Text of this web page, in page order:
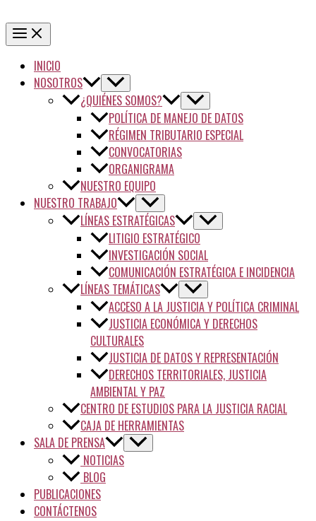
INICIO
NOSOTROS
¿QUIÉNES SOMOS?
POLÍTICA DE MANEJO DE DATOS
RÉGIMEN TRIBUTARIO ESPECIAL
CONVOCATORIAS
ORGANIGRAMA
NUESTRO EQUIPO
NUESTRO TRABAJO
LÍNEAS ESTRATÉGICAS
LITIGIO ESTRATÉGICO
INVESTIGACIÓN SOCIAL
COMUNICACIÓN ESTRATÉGICA E INCIDENCIA
LÍNEAS TEMÁTICAS
ACCESO A LA JUSTICIA Y POLÍTICA CRIMINAL
JUSTICIA ECONÓMICA Y DERECHOS
CULTURALES
JUSTICIA DE DATOS Y REPRESENTACIÓN
DERECHOS TERRITORIALES, JUSTICIA
AMBIENTAL Y PAZ
CENTRO DE ESTUDIOS PARA LA JUSTICIA RACIAL
CAJA DE HERRAMIENTAS
SALA DE PRENSA
NOTICIAS
BLOG
PUBLICACIONES
CONTÁCTENOS